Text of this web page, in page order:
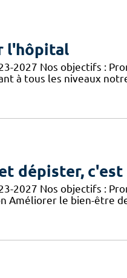
l'hôpital
2027 Nos objectifs :
à tous les niveaux
dépister,
2027 Nos objectifs :
Améliorer le bien-être